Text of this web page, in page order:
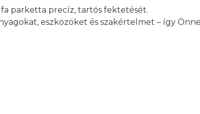
fa parketta precíz, tartós fektetését.
eszközöket és szakértelmet – így